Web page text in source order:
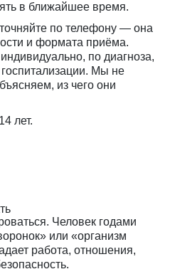
в ближайшее время.
по телефону — она
и формата приёма.
по диагноза,
Мы не
из чего они
лет.
Человек годами
или «организм
работа, отношения,